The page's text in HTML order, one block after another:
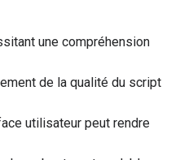
une compréhension
de la qualité du script
utilisateur peut rendre